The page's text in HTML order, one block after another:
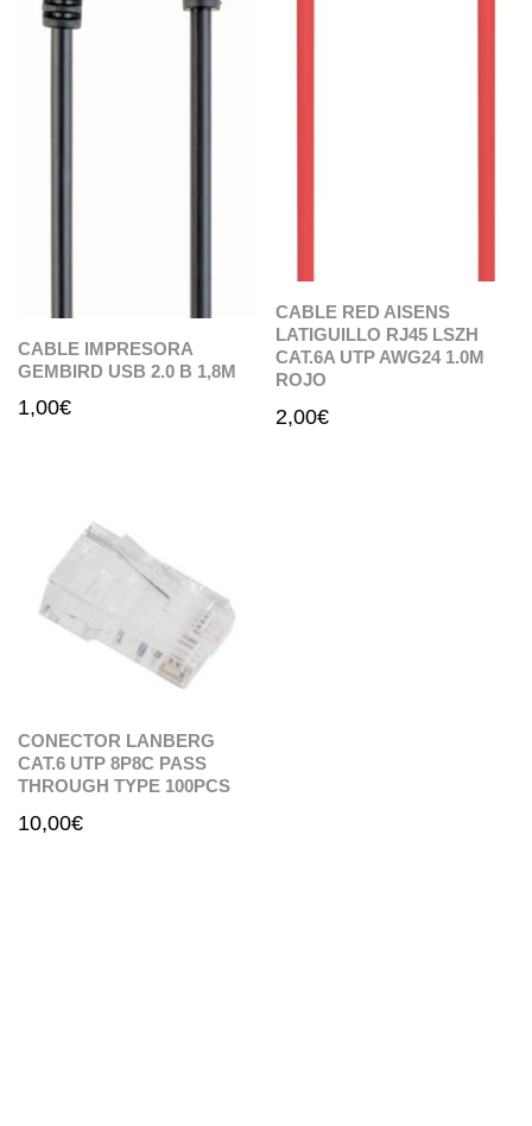
CABLE IMPRESORA
GEMBIRD USB 2.0 B 1,8M
1,00€
CABLE RED AISENS
LATIGUILLO RJ45 LSZH
CAT.6A UTP AWG24 1.0M
ROJO
2,00€
CONECTOR LANBERG
CAT.6 UTP 8P8C PASS
THROUGH TYPE 100PCS
10,00€